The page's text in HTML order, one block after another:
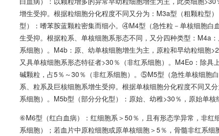
增生受抑。根据粒细胞分化程度不同又分为：M3a型（粗颗粒型
型）：嗜苯胺蓝颗粒密集而细小。④M4型（急性粒－单核细胞白
生受抑。根据粒系、单核细胞系形态不同，又分四种类型：M4a
系细胞）。M4b：原、幼单核细胞增生为主，原粒和早幼粒细胞
又具单核细胞系形态特征者>30％（非红系细胞）。M4Eo：除
碱颗粒，占5％～30％（非红系细胞）。⑤M5型（急性单核细胞
系、粒系及巨核细胞系增生受抑。根据单核细胞分化程度不同又
系细胞）。M5b型（部分分化型）：原始、幼稚>30％，原始单
⑥M6型（红白血病）：红细胞系＞50％，且有形态学异常，非
系细胞）；若血片中原粒细胞或原单核细胞＞5％，骨髓非红系